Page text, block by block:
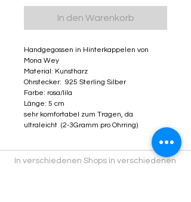
In den Warenkorb
Handgegossen in Hinterkappelen von
Mona Wey
Material: Kunstharz
Ohrstecker: 925 Sterling Silber
Farbe: rosa/lila
Länge: 5 cm
sehr komfortabel zum Tragen, da
ultraleicht (2-3Gramm pro Ohrring)
In verschiedenen Shops in verschiedenen